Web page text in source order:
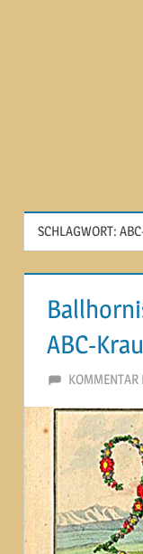
SCHLAGWORT:
ABC-
28. APRIL
MARTINA
KOMMENTAR